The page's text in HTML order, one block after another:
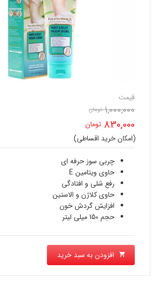
قیمت
1,000,000 تومان
اصلی
1,000,000 تومان
بود.
830,000 تومان
قیمت
فعلی
830,000 تومان
است.
(امکان خرید اقساطی)
چربی سوز حرفه ای
حاوی ویتامین E
رفع شلی و افتادگی
حاوی کلاژن و الاستین
افزایش گردش خون
حجم 150 میلی لیتر
افزودن به سبد خرید